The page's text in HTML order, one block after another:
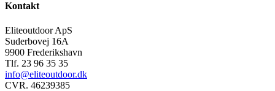
Kontakt
Eliteoutdoor ApS
Suderbovej 16A
9900 Frederikshavn
Tlf. 23 96 35 35
info@eliteoutdoor.dk
CVR. 46239385